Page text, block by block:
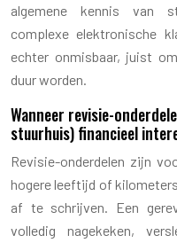
algemene kennis van
complexe elektronische
echter onmisbaar, juist
duur worden.
Wanneer revisie-
stuurhuis) financieel
Revisie-onderdelen zijn
hogere leeftijd of
af te schrijven. Een
volledig nagekeken,